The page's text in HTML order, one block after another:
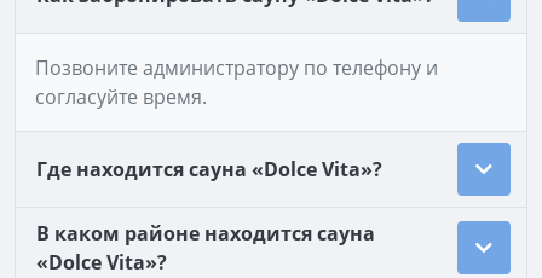
Позвоните администратору по телефону и
согласуйте время.
Где находится сауна «Dolce Vita»?
В каком районе находится сауна
«Dolce Vita»?